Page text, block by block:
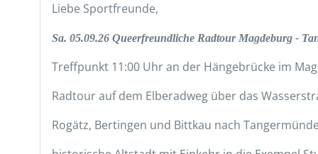
Liebe Sportfreunde,
Sa. 05.09.26 Queerfreundliche Radtour Magdeburg -
Treffpunkt 11:00 Uhr an der Hängebrücke im
Radtour auf dem Elberadweg über das
Rogätz, Bertingen und Bittkau nach